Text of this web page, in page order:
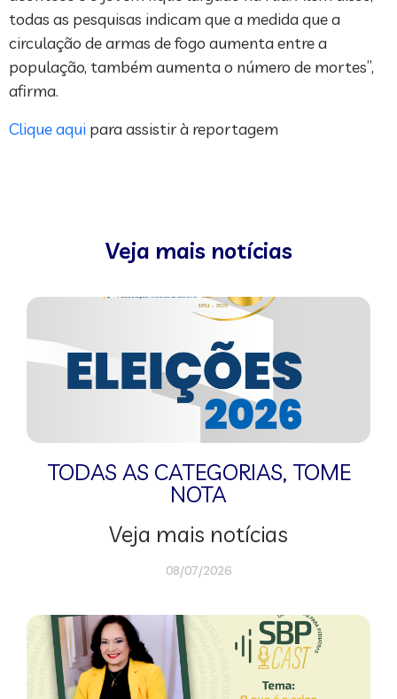
todas as pesquisas indicam que a medida que a
circulação de armas de fogo aumenta entre a
população, também aumenta o número de mortes”,
afirma.
Clique aqui para assistir à reportagem
Veja mais notícias
TODAS AS CATEGORIAS, TOME
NOTA
Veja mais notícias
08/07/2026